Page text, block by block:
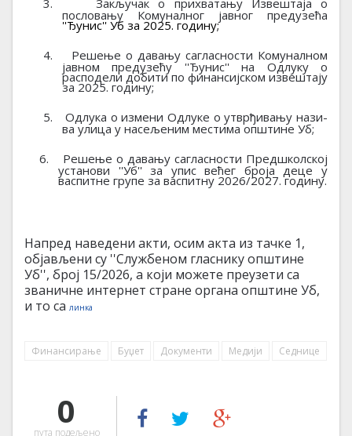
3.
Закључак о прихватању Извештаја о
пословању Комуналног јавног предузећа
''Ђунис'' Уб за 2025. годину;
4.
Решење о да­ва­њу са­гла­сно­сти Комуналном
јавном пред­у­зе­ћу''Ђунис'' на Одлукуо
расподели добитипо финансијском извештају
за 2025. годину;
5.
Одлука о измени Одлуке о утврђивању на­зи­
ва ули­ца у на­се­ље­ним ме­стима општине Уб;
6.
Решење о да­ва­њу са­гла­сно­сти Предшколској
установи ''Уб'' за упис већег броја деце у
васпитне групе за васпитну 2026/2027. годину.
Напред наведени акти, осим акта из тачке 1,
објављени су ''Службеном гласнику општине
Уб'', број 15/2026, а који можете преузети са
званичне интернет стране органа општине Уб,
и то са линка
Финансирање Буџет Документи Медији Седнице
0
пута подељено